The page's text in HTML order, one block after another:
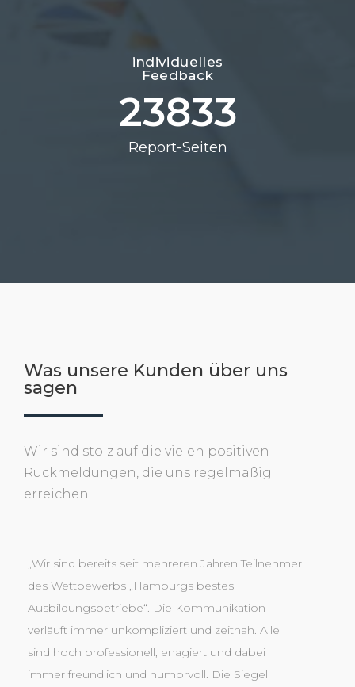
individuelles
Feedback
23833
Report-Seiten
Was unsere Kunden über uns
sagen
Wir sind stolz auf die vielen positiven
Rückmeldungen, die uns regelmäßig
erreichen.
„Wir sind bereits seit mehreren Jahren Teilnehmer
des Wettbewerbs „Hamburgs bestes
Ausbildungsbetriebe“. Die Kommunikation
verläuft immer unkompliziert und zeitnah. Alle
sind hoch professionell, enagiert und dabei
immer freundlich und humorvoll. Die Siegel